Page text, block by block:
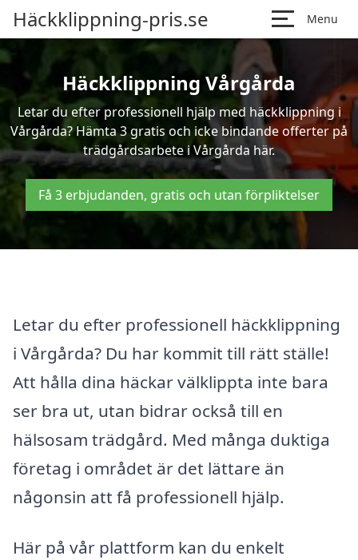
Häckklippning-pris.se Menu
Häckklippning Vårgårda
Letar du efter professionell hjälp med häckklippning i
Vårgårda? Hämta 3 gratis och icke bindande offerter på
trädgårdsarbete i Vårgårda här.
Få 3 erbjudanden, gratis och utan förpliktelser
Letar du efter professionell häckklippning
i Vårgårda? Du har kommit till rätt ställe!
Att hålla dina häckar välklippta inte bara
ser bra ut, utan bidrar också till en
hälsosam trädgård. Med många duktiga
företag i området är det lättare än
någonsin att få professionell hjälp.
Här på vår plattform kan du enkelt